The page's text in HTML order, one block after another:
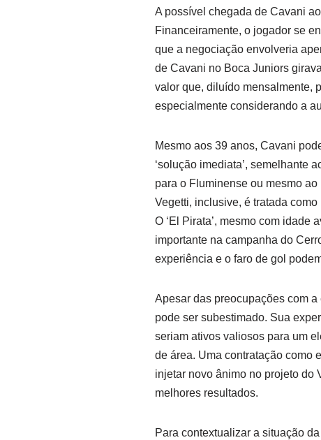
A possível chegada de Cavani
Financeiramente, o jogador se
que a negociação envolveria
de Cavani no Boca Juniors
valor que, diluído mensalmente,
especialmente considerando a
Mesmo aos 39 anos, Cavani
‘solução imediata’, semelhante
para o Fluminense ou mesmo
Vegetti, inclusive, é tratada
O ‘El Pirata’, mesmo com idade
importante na campanha do
experiência e o faro de gol
Apesar das preocupações com
pode ser subestimado. Sua
seriam ativos valiosos para um
de área. Uma contratação como
injetar novo ânimo no projeto do
melhores resultados.
Para contextualizar a situação